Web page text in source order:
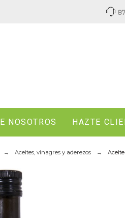
NOSOTROS HAZTE
Aceites, vinagres y aderezos